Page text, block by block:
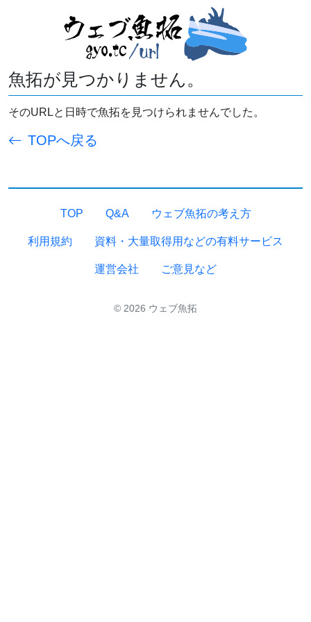
魚拓が見つかりません。
そのURLと日時で魚拓を見つけられませんでした。
TOPへ戻る
TOP Q&A ウェブ魚拓の考え方
利用規約 資料・大量取得用などの有料サービス
運営会社 ご意見など
© 2026 ウェブ魚拓